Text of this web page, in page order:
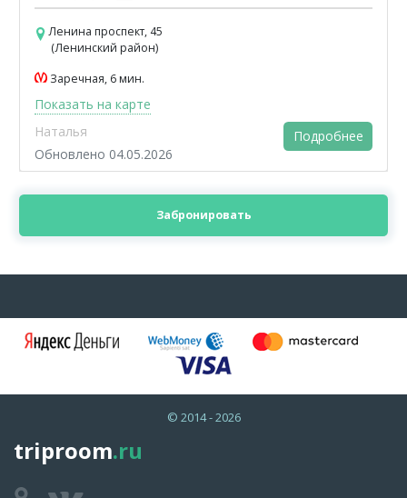
Ленина проспект, 45
(Ленинский район)
Заречная, 6 мин.
Показать на карте
Наталья
Обновлено 04.05.2026
Подробнее
Забронировать
© 2014 - 2026
triproom.ru